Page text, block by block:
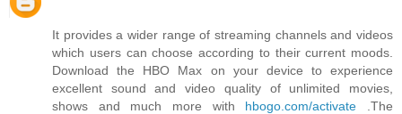
It provides a wider range of streaming channels and videos
which users can choose according to their current moods.
Download the HBO Max on your device to experience
excellent sound and video quality of unlimited movies,
shows and much more with hbogo.com/activate .The